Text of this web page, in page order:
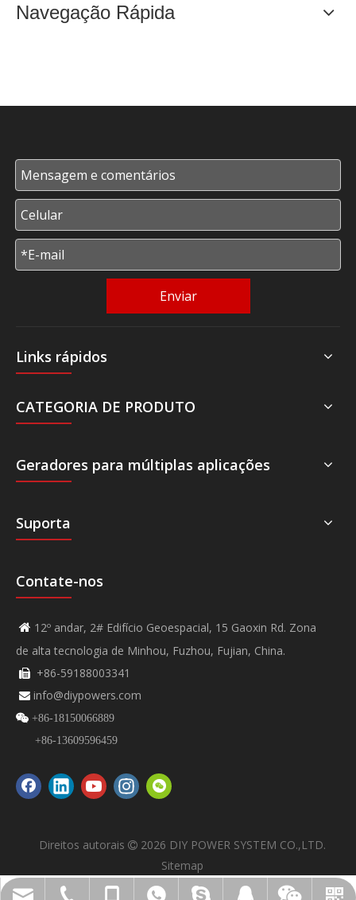
Navegação Rápida
Enviar
Links rápidos
CATEGORIA DE PRODUTO
Geradores para múltiplas aplicações
Suporta
Contate-nos
 12º andar, 2# Edifício Geoespacial, 15 Gaoxin Rd. Zona
de alta tecnologia de Minhou, Fuzhou, Fujian, China.
 +86-59188003341
 info@diypowers.com
 +86-18150066889
+86-13609596459
Direitos autorais  2026 DIY POWER SYSTEM CO.,LTD.
Sitemap